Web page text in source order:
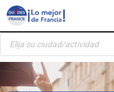
Panel de gestión de cookies
Skip
content
Búsqueda
productos